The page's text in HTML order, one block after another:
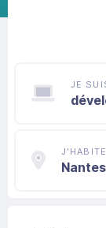
JE
J'HABITE
Nantes